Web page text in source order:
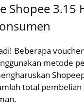
Shopee 3.15
Beberapa
metode
total pembelian